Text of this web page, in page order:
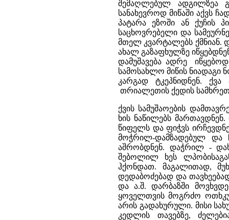
შემაღლებულ ადგილზეა
სანახევროდ მიწაში აქვს
პატარა ეზოში ან ქუჩის
საცხოვრებელი და
მთელ კვარტალებს ქმნიან.
ახალ გაზაფხულზე
დამუშავება ადრე
სამოსახლო მიწის ნიადაგი
კარგად ტკეპნიდნენ.
თრიალეთის ქედის
ქვის სამუშაოების
ხის ნაწილებს
წიფელს და ფიჭვს
მოჭრილ-დამზადებულ და
აშრობდნენ. დაჭრილ -
შებოლილ ხეს
ჰქონდათ. მაგალითად,
დედაბოძებად და
და ა.შ. დარბაზში
ყოველთვის მოგრძო
არის გადახურული. მისი
კედლის თავებზე,